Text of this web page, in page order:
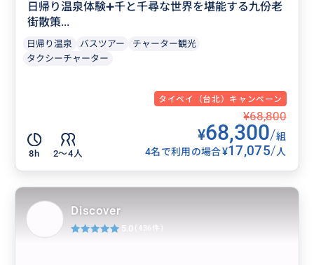
日帰り温泉体験➕千と千尋な世界を堪能する九份老
街散策...
日帰り温泉 バスツアー
チャーター観光
タクシーチャーター
タイペイ（台北）キャンペーン
8h 2〜4人
¥68,800
¥68,300/組
4名で利用の場合¥17,075/人
Discover
5.0 (436件)